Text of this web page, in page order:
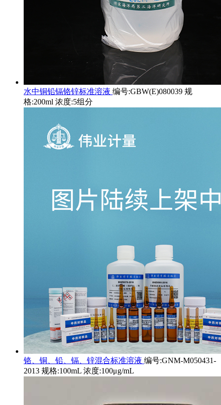
水中铜铅镉铬锌标准溶液 编号:GBW(E)080039 规
格:200ml 浓度:5组分
铬、铜、铅、镉、锌混合标准溶液 编号:GNM-M050431-
2013 规格:100mL 浓度:100μg/mL